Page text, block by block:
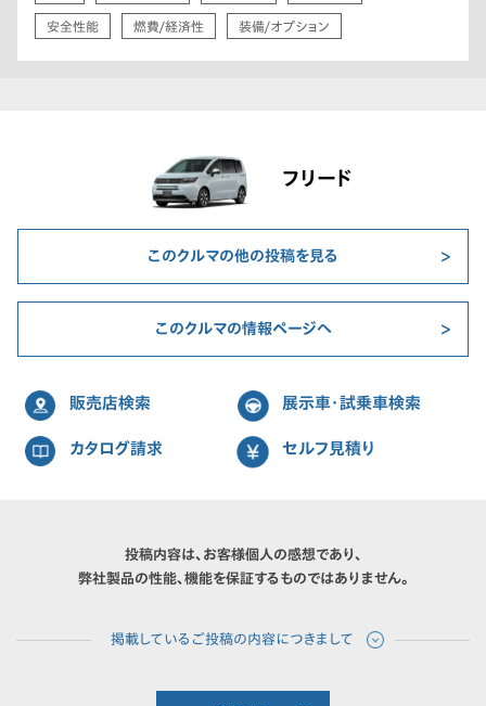
安全性能 燃費/経済性 装備/オプション
フリード
このクルマの他の投稿を見る
このクルマの情報ページへ
販売店検索 展示車・試乗車検索
カタログ請求 セルフ見積り
投稿内容は、お客様個人の感想であり、
弊社製品の性能、機能を保証するものではありません。